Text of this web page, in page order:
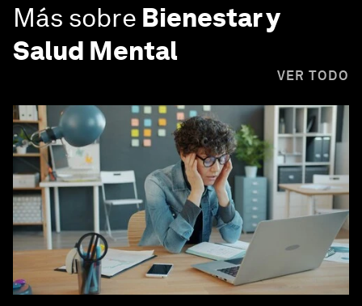
Más sobre Bienestar y
Salud Mental
VER TODO